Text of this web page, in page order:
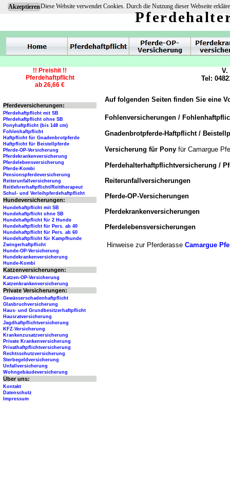
AkzeptierenDiese Website verwendet Cookies. Durch die Nutzung dieser Webseite
Auf folgenden Seiten finden Sie eine
Fohlenversicherungen /
Gnadenbrotpferde-Haftpflicht /
Versicherung für Pony für Camargue
Pferdehalterhaftpflichtversicherung /
Reiterunfallversicherungen
Pferde-OP-Versicherungen
Pferdekrankenversicherungen
Pferdelebensversicherungen
Hinweise zur Pferderasse Camargue
V.
Tel:
!! Preishit !!
Pferdehaftpflicht
ab 26,66 €
Pferdeversicherungen:
Pferdehaftpflicht mit SB
Pferdehaftpflicht ohne SB
Ponyhaftpflicht (bis 148 cm)
Fohlenhaftpflicht
Haftpflicht für Gnadenbrotpferde
Haftpflicht für Beistellpferde
Pferde-OP-Versicherung
Pferdekrankenversicherung
Pferdelebensversicherung
Pferde-Kombi
Pensionspferdeversicherung
Reiterunfallversicherung
Reitlehrerhaftpflicht/Reittherapeut
Schul- und Verleihpferdehaftpflicht
Hundeversicherungen:
Hundehaftpflicht mit SB
Hundehaftpflicht ohne SB
Hundehaftpflicht für 2 Hunde
Hundehaftpflicht für Pers. ab 40
Hundehaftpflicht für Pers. ab 60
Hundehaftpflicht für Kampfhunde
Zwingerhaftpflicht
Hunde-OP-Versicherung
Hundekrankenversicherung
Hunde-Kombi
Katzenversicherungen:
Katzen-OP-Versicherung
Katzenkrankenversicherung
Private Versicherungen:
Gewässerschadenhaftpflicht
Glasbruchversicherung
Haus- und Grundbesitzerhaftpflicht
Hausratversicherung
Jagdhaftpflichtversicherung
KFZ-Versicherung
Krankenzusatzversicherung
Private Krankenversicherung
Privathaftpflichtversicherung
Rechtsschutzversicherung
Sterbegeldversicherung
Unfallversicherung
Wohngebäudeversicherung
Über uns:
Kontakt
Datenschutz
Impressum